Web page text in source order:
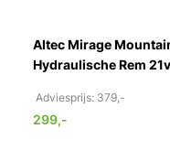
Altec Mirage
Hydraulische Rem 21v
Adviesprijs: 379,-
299,-